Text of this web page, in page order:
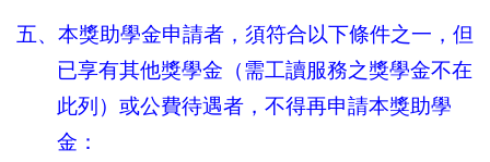
五、本獎助學金申請者，須符合以下條件之一，但
已享有其他獎學金（需工讀服務之獎學金不在
此列）或公費待遇者，不得再申請本獎助學
金：